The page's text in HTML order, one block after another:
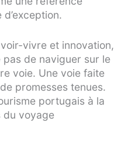
d’exception.
vivre et innovation,
de naviguer sur le
voie. Une voie faite
promesses tenues.
portugais à la
du voyage